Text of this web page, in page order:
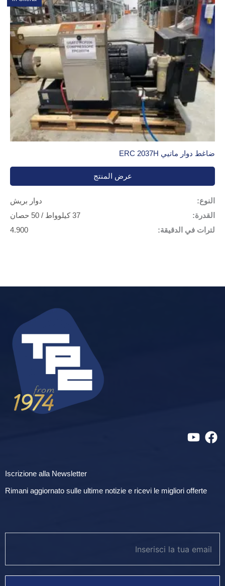
ضاغط دوار ماتيي ERC 2037H
عرض المنتج
النوع:
دوار بريش
القدرة:
37 كيلوواط / 50 حصان
لترات في الدقيقة:
4.900
Iscrizione alla Newsletter
Rimani aggiornato sulle ultime notizie e ricevi le migliori offerte